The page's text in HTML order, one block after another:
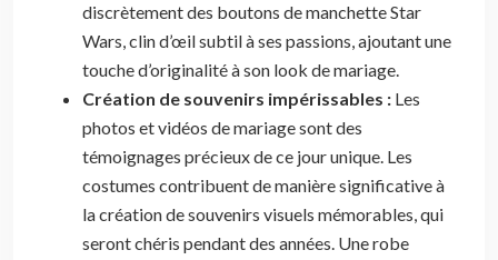
discrètement des boutons de manchette Star
Wars, clin d’œil subtil à ses passions, ajoutant une
touche d’originalité à son look de mariage.
Création de souvenirs impérissables : Les
photos et vidéos de mariage sont des
témoignages précieux de ce jour unique. Les
costumes contribuent de manière significative à
la création de souvenirs visuels mémorables, qui
seront chéris pendant des années. Une robe